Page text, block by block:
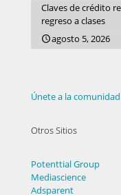
Claves de crédito
regreso a clases
agosto 5, 2026
Únete a la comunidad
Otros Sitios
Potenttial Group
Mediascience
Adsparent